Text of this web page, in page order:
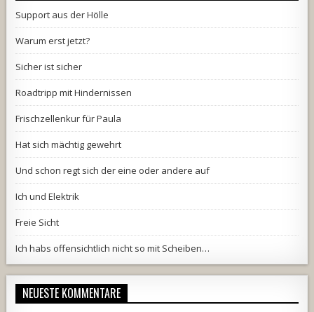
Support aus der Hölle
Warum erst jetzt?
Sicher ist sicher
Roadtripp mit Hindernissen
Frischzellenkur für Paula
Hat sich mächtig gewehrt
Und schon regt sich der eine oder andere auf
Ich und Elektrik
Freie Sicht
Ich habs offensichtlich nicht so mit Scheiben…
NEUESTE KOMMENTARE